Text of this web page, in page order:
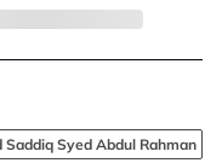
Saddiq Syed Abdul Rahman